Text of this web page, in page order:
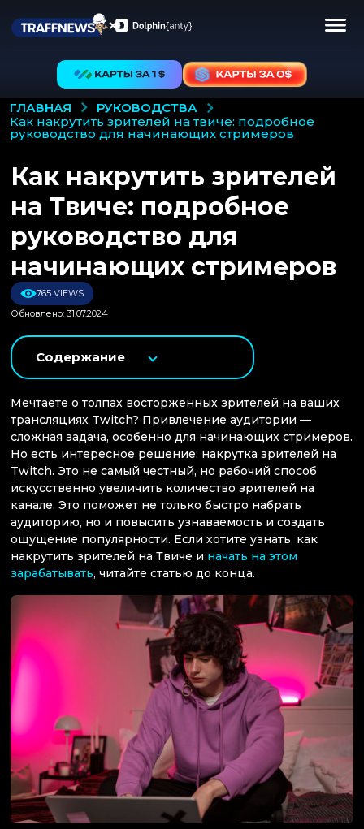
ГЛАВНАЯ
РУКОВОДСТВА
как накрутить зрителей на твиче: подробное
руководство для начинающих стримеров
Как накрутить зрителей
на Твиче: подробное
руководство для
начинающих стримеров
765 VIEWS
Обновлено: 31.07.2024
Содержание
Мечтаете о толпах восторженных зрителей на ваших
трансляциях Twitch? Привлечение аудитории —
сложная задача, особенно для начинающих стримеров.
Но есть интересное решение: накрутка зрителей на
Twitch. Это не самый честный, но рабочий способ
искусственно увеличить количество зрителей на
канале. Это поможет не только быстро набрать
аудиторию, но и повысить узнаваемость и создать
ощущение популярности. Если хотите узнать, как
накрутить зрителей на Твиче и начать на этом
зарабатывать, читайте статью до конца.